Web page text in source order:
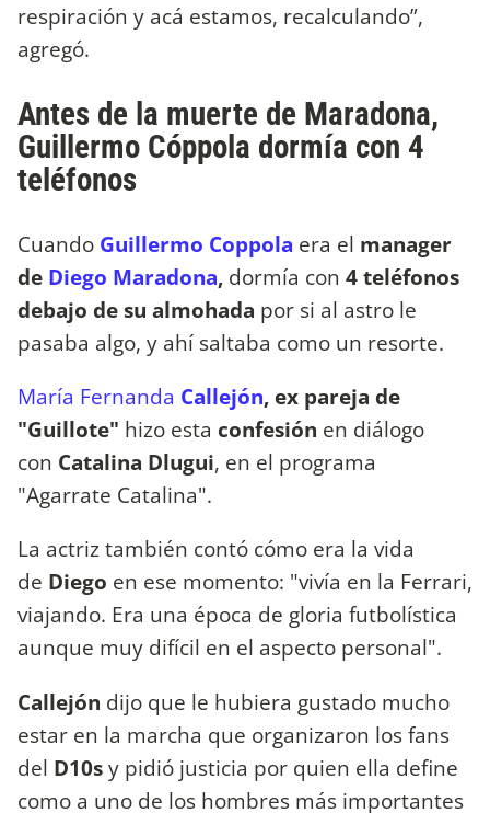
respiración y acá estamos, recalculando”,
agregó.
Antes de la muerte de Maradona,
Guillermo Cóppola dormía con 4
teléfonos
Cuando Guillermo Coppola era el manager
de Diego Maradona, dormía con 4 teléfonos
debajo de su almohada por si al astro le
pasaba algo, y ahí saltaba como un resorte.
María Fernanda Callejón, ex pareja de
"Guillote" hizo esta confesión en diálogo
con Catalina Dlugui, en el programa
"Agarrate Catalina".
La actriztambién contó cómo era la vida
de Diego en ese momento: "vivía en la Ferrari,
viajando. Era una época de gloria futbolística
aunque muy difícil en el aspecto personal".
Callejón dijo que le hubiera gustado mucho
estar en la marcha que organizaron los fans
del D10sy pidió justicia por quien ella define
como a uno de los hombres más importantes